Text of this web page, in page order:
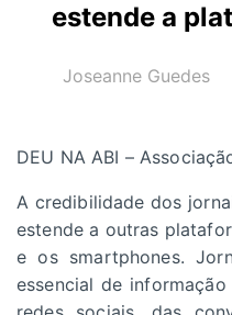
estende a
AUTOR(A):
Joseanne Guedes
DEU NA ABI –
A credibilidade dos
estende a outras
e os smartphones.
essencial de